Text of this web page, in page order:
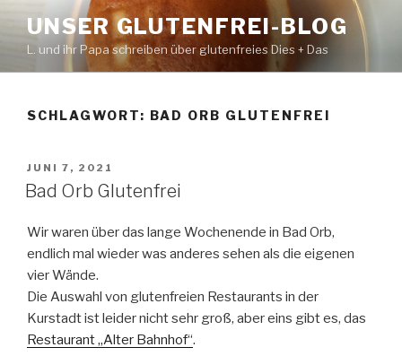
Inhalt
springen
UNSER GLUTENFREI-BLOG
L. und ihr Papa schreiben über glutenfreies Dies + Das
SCHLAGWORT: BAD ORB GLUTENFREI
VERÖFFENTLICHT
AM
JUNI 7, 2021
Bad Orb Glutenfrei
Wir waren über das lange Wochenende in Bad Orb,
endlich mal wieder was anderes sehen als die eigenen
vier Wände.
Die Auswahl von glutenfreien Restaurants in der
Kurstadt ist leider nicht sehr groß, aber eins gibt es, das
Restaurant „Alter Bahnhof“.